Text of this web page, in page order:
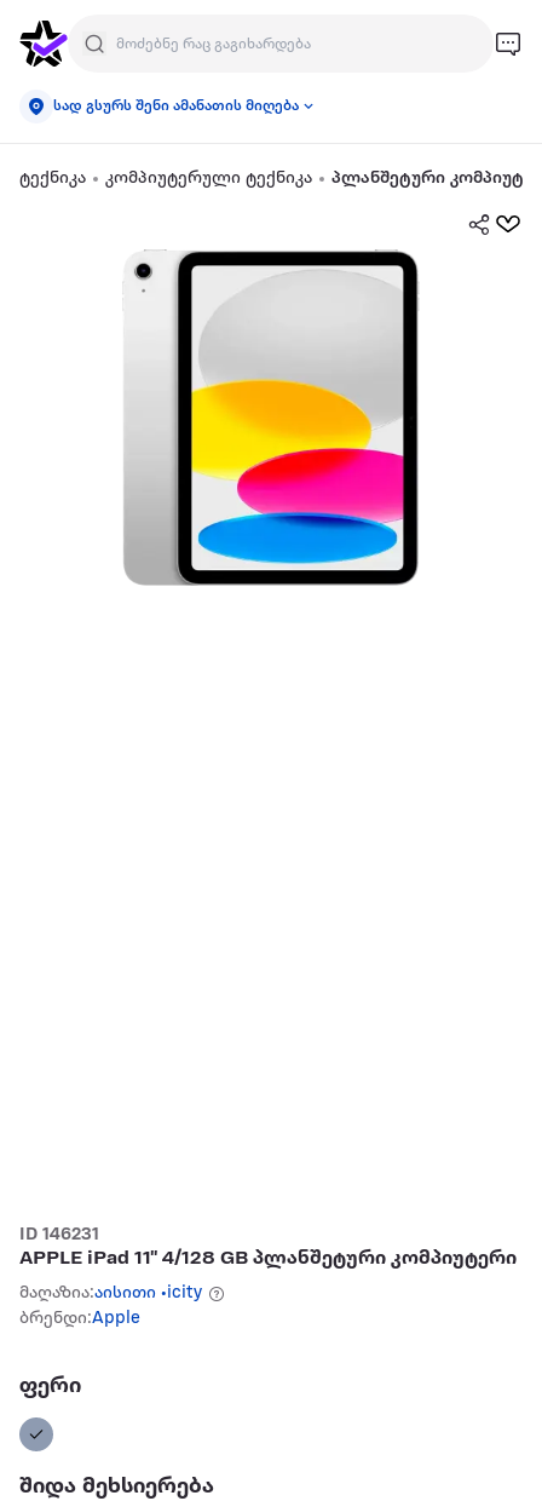
სად გსურს შენი ამანათის მიღება
ტექნიკა კომპიუტერული ტექნიკა პლანშეტური
ID 146231
APPLE iPad 11" 4/128 GB პლანშეტური კომპიუტერი
მაღაზია:აისითი •icity
ბრენდი:Apple
ფერი
შიდა მეხსიერება